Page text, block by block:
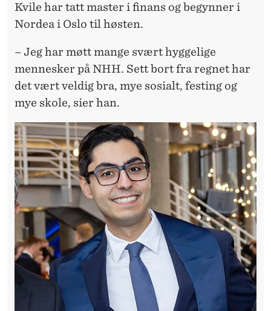
Kvile har tatt master i finans og begynner i
Nordea i Oslo til høsten.
– Jeg har møtt mange svært hyggelige
mennesker på NHH. Sett bort fra regnet har
det vært veldig bra, mye sosialt, festing og
mye skole, sier han.